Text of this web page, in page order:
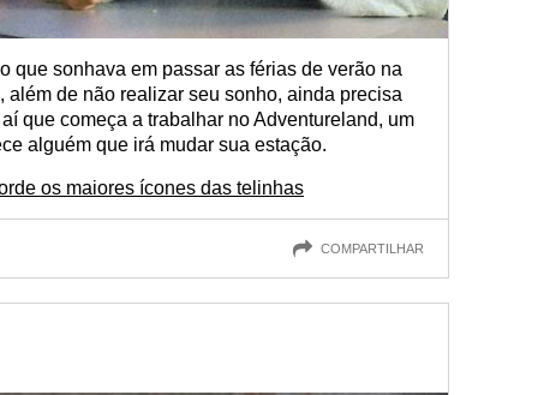
que sonhava em passar as férias de verão na
além de não realizar seu sonho, ainda precisa
que começa a trabalhar no Adventureland, um
alguém que irá mudar sua estação.
os maiores ícones das telinhas
COMPARTILHAR